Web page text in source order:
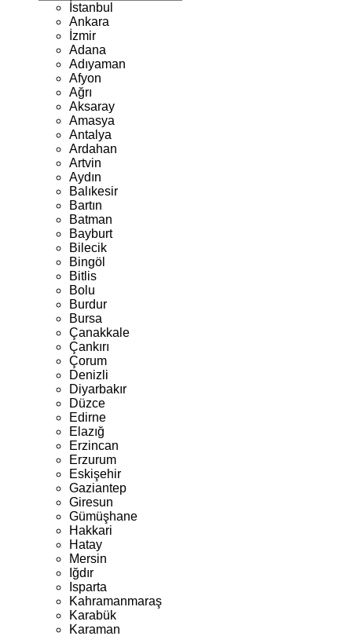
İstanbul
Ankara
İzmir
Adana
Adıyaman
Afyon
Ağrı
Aksaray
Amasya
Antalya
Ardahan
Artvin
Aydın
Balıkesir
Bartın
Batman
Bayburt
Bilecik
Bingöl
Bitlis
Bolu
Burdur
Bursa
Çanakkale
Çankırı
Çorum
Denizli
Diyarbakır
Düzce
Edirne
Elazığ
Erzincan
Erzurum
Eskişehir
Gaziantep
Giresun
Gümüşhane
Hakkari
Hatay
Mersin
Iğdır
Isparta
Kahramanmaraş
Karabük
Karaman